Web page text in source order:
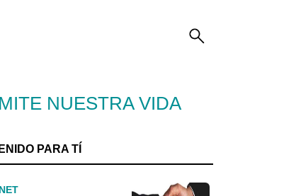
NUESTRA VIDA
PARA TÍ